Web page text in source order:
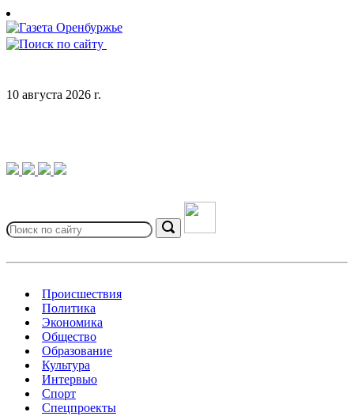
Skip
to
content
10 августа 2026 г.
for:
Search
Происшествия
Политика
Экономика
Общество
Образование
Культура
Интервью
Спорт
Спецпроекты